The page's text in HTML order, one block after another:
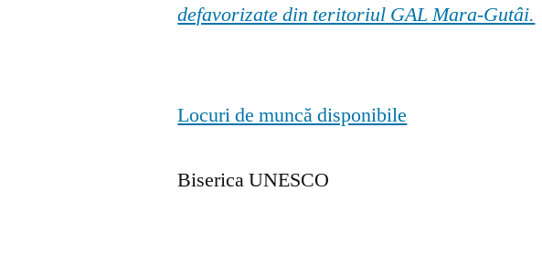
defavorizate din teritoriul GAL Mara-Gutâi.
Locuri de muncă disponibile
Biserica UNESCO